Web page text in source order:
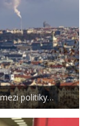
politiky…